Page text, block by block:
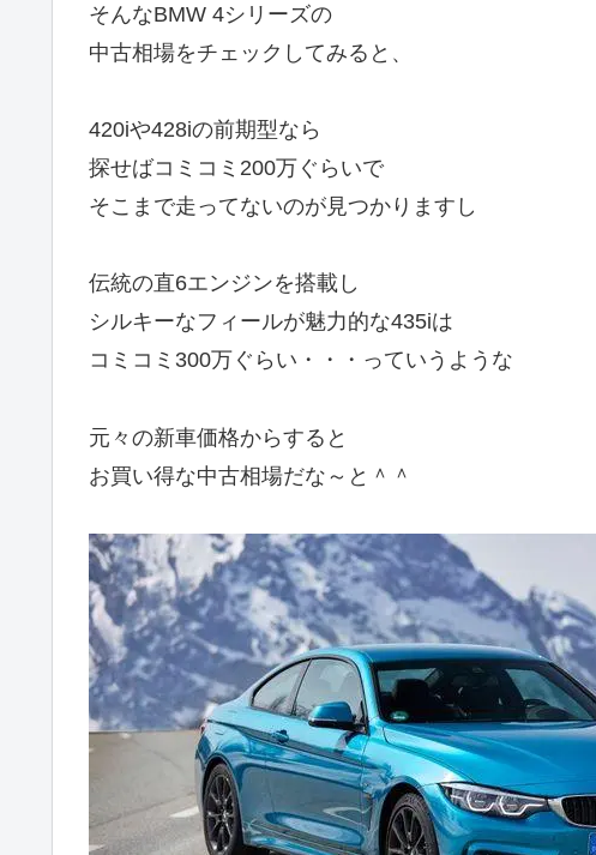
そんなBMW 4シリーズの
中古相場をチェックしてみると、
420iや428iの前期型なら
探せばコミコミ200万ぐらいで
そこまで走ってないのが見つかりますし
伝統の直6エンジンを搭載し
シルキーなフィールが魅力的な435iは
コミコミ300万ぐらい・・・っていうような
元々の新車価格からすると
お買い得な中古相場だな～と＾＾